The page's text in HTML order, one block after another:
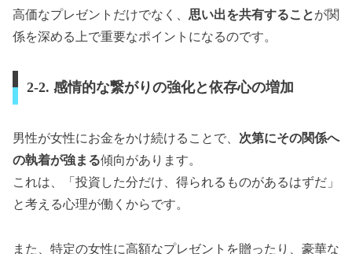
高価なプレゼントだけでなく、 思い出を共有することが関
係を深める上で重要なポイントになるのです。
2-2. 感情的な繋がりの強化と依存心の増加
男性が女性にお金をかけ続けることで、 次第にその関係へ
の執着が強まる傾向があります。
これは、「投資した分だけ、得られるものがあるはずだ」
と考える心理が働くからです。
また、特定の女性に高額なプレゼントを贈ったり、豪華な